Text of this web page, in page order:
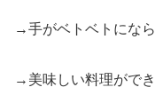
→手がベトベトにな
→美味しい料理がで